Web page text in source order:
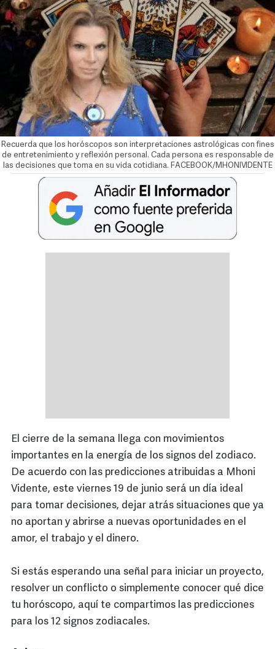
Recuerda que los horóscopos son interpretaciones astrológicas con fines
de entretenimiento y reflexión personal. Cada persona es responsable de
las decisiones que toma en su vida cotidiana. FACEBOOK/MHONIVIDENTE
El cierre de la semana llega con movimientos
importantes en la energía de los signos del zodiaco.
De acuerdo con las predicciones atribuidas a Mhoni
Vidente, este viernes 19 de junio será un día ideal
para tomar decisiones, dejar atrás situaciones que ya
no aportan y abrirse a nuevas oportunidades en el
amor, el trabajo y el dinero.
Si estás esperando una señal para iniciar un proyecto,
resolver un conflicto o simplemente conocer qué dice
tu horóscopo, aquí te compartimos las predicciones
para los 12 signos zodiacales.